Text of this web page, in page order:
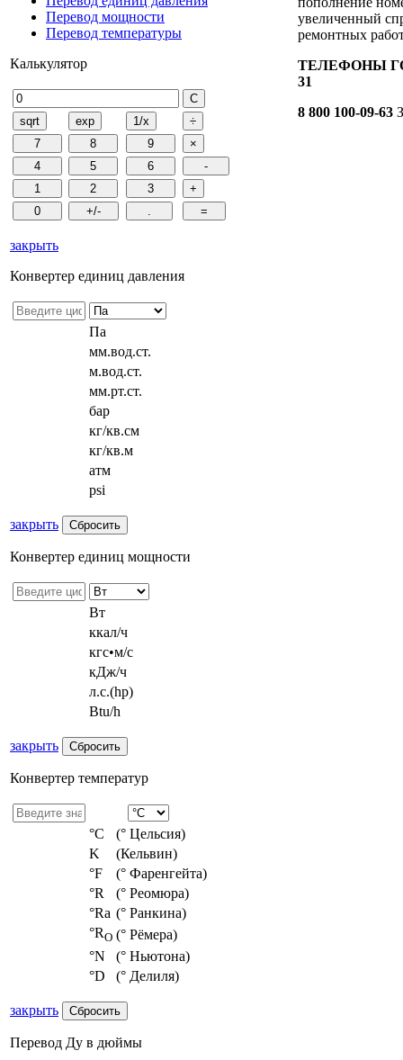
Перевод мощности
Перевод температуры
Калькулятор
закрыть
Конвертер единиц давления
Па
мм.вод.ст.
м.вод.ст.
мм.рт.ст.
бар
кг/кв.см
кг/кв.м
атм
psi
закрыть
Конвертер единиц мощности
Вт
ккал/ч
кгс•м/с
кДж/ч
л.с.(hp)
Btu/h
закрыть
Конвертер температур
°С
(° Цельсия)
K
(Кельвин)
°F
(° Фаренгейта)
°R
(° Реомюра)
°Ra (° Ранкина)
°RO (° Рёмера)
°N
(° Ньютона)
°D
(° Делиля)
закрыть
Перевод Ду в дюймы
увеличенный
ремонтных
ТЕЛЕФОНЫ
31
8 800 100-09-63